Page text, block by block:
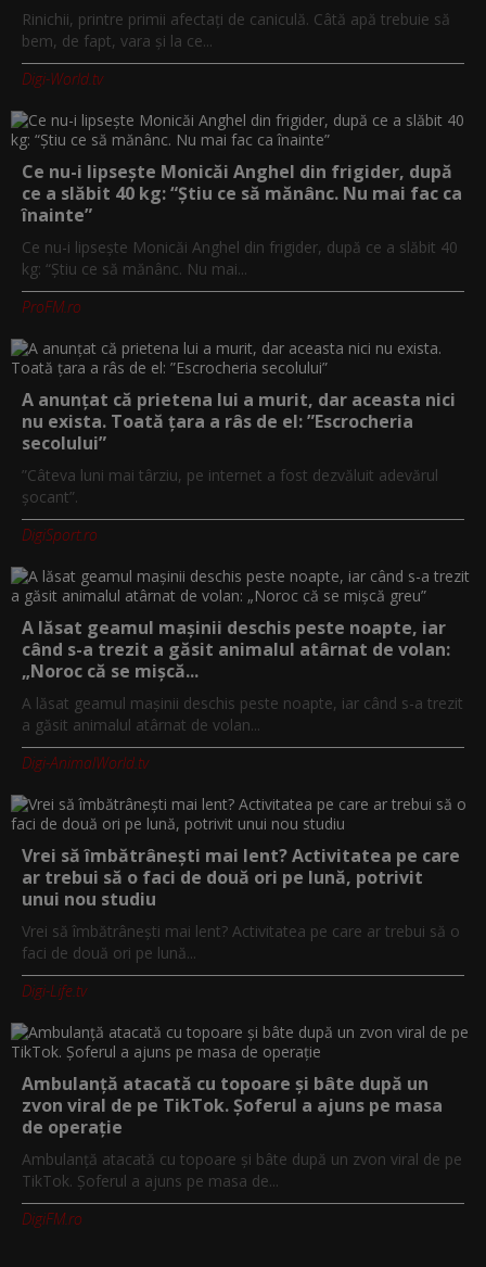
Rinichii, printre primii afectați de caniculă. Câtă apă trebuie să
bem, de fapt, vara și la ce...
Digi-World.tv
Ce nu-i lipsește Monicăi Anghel din frigider, după
ce a slăbit 40 kg: “Știu ce să mănânc. Nu mai fac ca
înainte”
Ce nu-i lipsește Monicăi Anghel din frigider, după ce a slăbit 40
kg: “Știu ce să mănânc. Nu mai...
ProFM.ro
A anunțat că prietena lui a murit, dar aceasta nici
nu exista. Toată țara a râs de el: ”Escrocheria
secolului”
”Câteva luni mai târziu, pe internet a fost dezvăluit adevărul
șocant”.
DigiSport.ro
A lăsat geamul mașinii deschis peste noapte, iar
când s-a trezit a găsit animalul atârnat de volan:
„Noroc că se mișcă...
A lăsat geamul mașinii deschis peste noapte, iar când s-a trezit
a găsit animalul atârnat de volan...
Digi-AnimalWorld.tv
Vrei să îmbătrânești mai lent? Activitatea pe care
ar trebui să o faci de două ori pe lună, potrivit
unui nou studiu
Vrei să îmbătrânești mai lent? Activitatea pe care ar trebui să o
faci de două ori pe lună...
Digi-Life.tv
Ambulanță atacată cu topoare și bâte după un
zvon viral de pe TikTok. Șoferul a ajuns pe masa
de operație
Ambulanță atacată cu topoare și bâte după un zvon viral de pe
TikTok. Șoferul a ajuns pe masa de...
DigiFM.ro